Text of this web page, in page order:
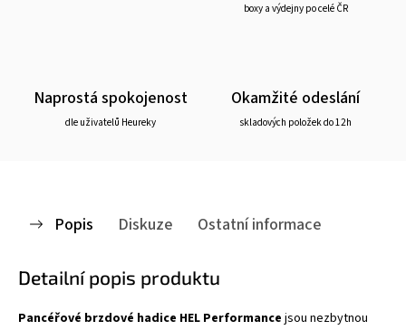
boxy a výdejny po celé ČR
Naprostá spokojenost
dle uživatelů Heureky
Okamžité odeslání
skladových položek do 12h
Popis Diskuze Ostatní informace
Detailní popis produktu
Pancéřové brzdové hadice HEL Performance jsou nezbytnou